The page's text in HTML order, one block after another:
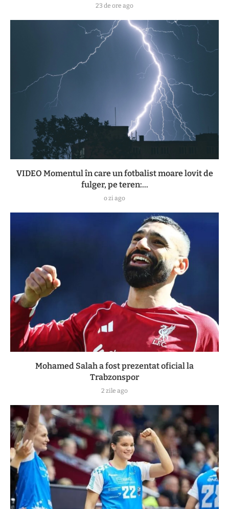
23 de ore ago
VIDEO Momentul în care un fotbalist moare lovit de
fulger, pe teren:...
o zi ago
Mohamed Salah a fost prezentat oficial la
Trabzonspor
2 zile ago